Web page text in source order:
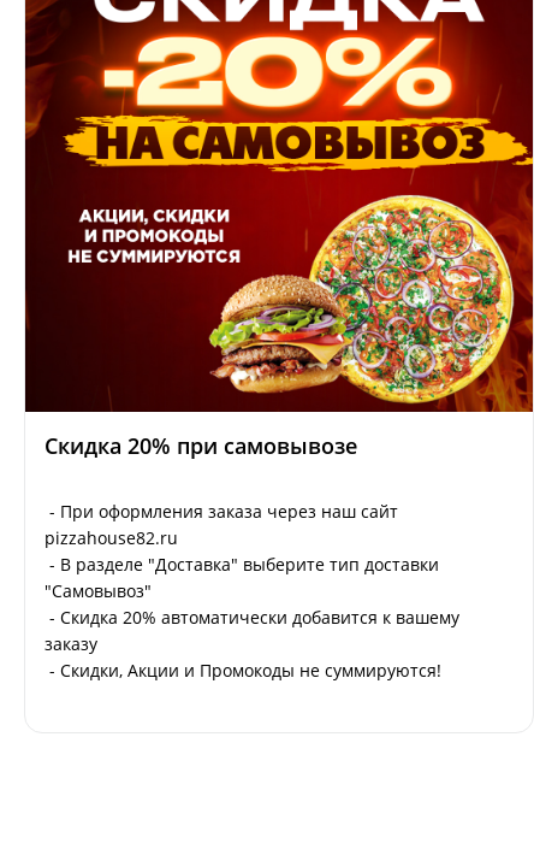
Скидка 20% при самовывозе
- При оформления заказа через наш сайт
pizzahouse82.ru
- В разделе "Доставка" выберите тип доставки
"Самовывоз"
- Скидка 20% автоматически добавится к вашему
заказу
- Скидки, Акции и Промокоды не суммируются!